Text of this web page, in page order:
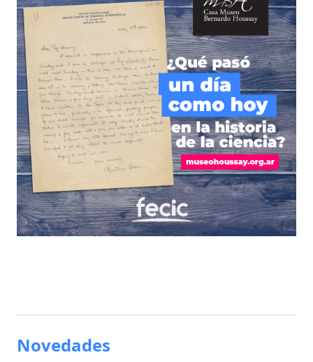
Novedades